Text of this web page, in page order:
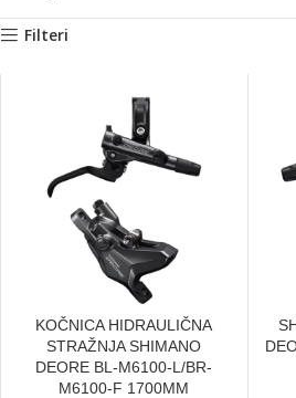
Filteri
KOČNICA HIDRAULIČNA
STRAŽNJA SHIMANO
DEORE BL-M6100-L/BR-
M6100-F 1700MM